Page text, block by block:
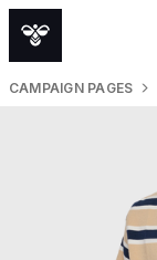
CAMPAIGN PAGES